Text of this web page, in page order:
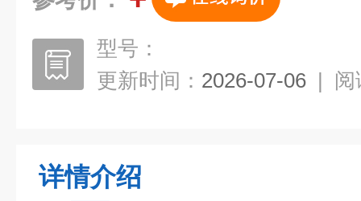
型号：
更新时间： 2026-07-06 | 阅
详情介绍